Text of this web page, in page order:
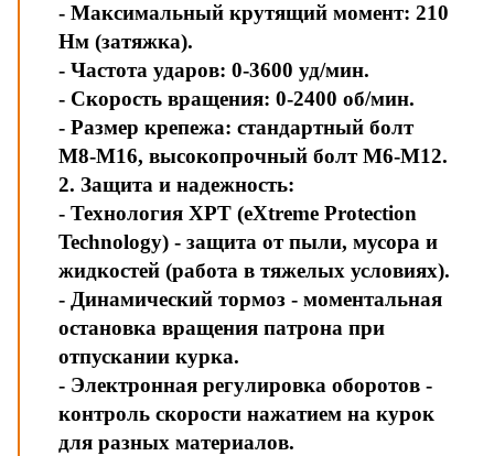
- Максимальный крутящий момент: 210
Нм (затяжка).
- Частота ударов: 0-3600 уд/мин.
- Скорость вращения: 0-2400 об/мин.
- Размер крепежа: стандартный болт
M8-M16, высокопрочный болт M6-M12.
2. Защита и надежность:
- Технология XPT (eXtreme Protection
Technology) - защита от пыли, мусора и
жидкостей (работа в тяжелых условиях).
- Динамический тормоз - моментальная
остановка вращения патрона при
отпускании курка.
- Электронная регулировка оборотов -
контроль скорости нажатием на курок
для разных материалов.